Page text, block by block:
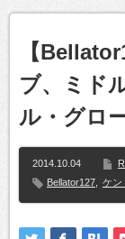
【
ブ、ミド
ル・グロ
2014.10.04
Bellator127
ケン